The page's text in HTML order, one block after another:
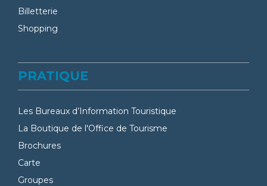
Billetterie
Shopping
PRATIQUE
Les Bureaux d’Information Touristique
La Boutique de l'Office de Tourisme
Brochures
Carte
Groupes